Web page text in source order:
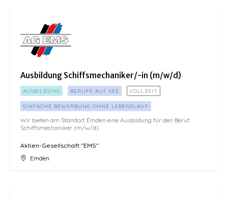
Ausbildung Schiffsmechaniker/-in (m/w/d)
AUSBILDUNG BERUFE AUF SEE VOLLZEIT
EINFACHE BEWERBUNG OHNE LEBENSLAUF
Wir bieten am Standort Emden eine Ausbildung für den Beruf
Schiffsmechaniker (m/w/d).
Aktien-Gesellschaft "EMS"
Emden